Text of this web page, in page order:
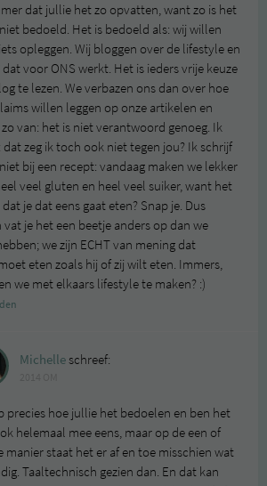
dat jullie het zo opvatten, want zo is het
bedoeld. Het is bedoeld als: wij willen
opleggen. Wij bloggen over de lifestyle en
dat voor ONS werkt. Het is ieders vrije keuze
te lezen. We verbazen ons dan over hoe
willen leggen op onze artikelen en
van: het is niet verantwoord genoeg. Ik
dat zeg ik toch ook niet tegen jou? Ik schrijf
bij een recept: vandaag maken we lekker
veel gluten en heel veel suiker, want het
je dat eens gaat eten? Snap je. Dus
vat je het een beetje anders op dan we
we zijn ECHT van mening dat
eten zoals hij of zij wilt eten. Immers,
we met elkaars lifestyle te maken? :)
Michelleschreef:
precies hoe jullie het bedoelen en ben het
helemaal mee eens, maar op de een of
manier staat het er af en toe misschien wat
Taaltechnisch gezien dan. En dat kan